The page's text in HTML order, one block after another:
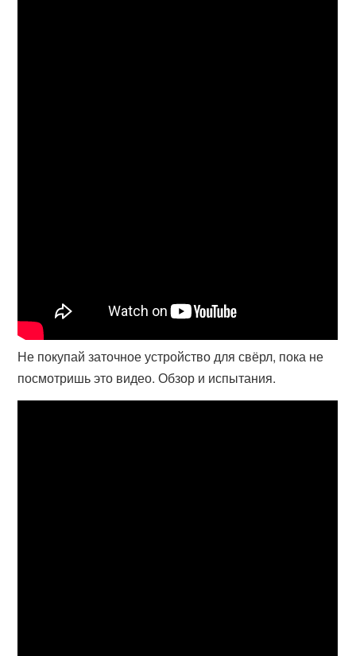
Не покупай заточное устройство для свёрл, пока не
посмотришь это видео. Обзор и испытания.